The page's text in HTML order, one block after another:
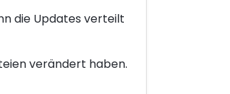
die Updates verteilt
verändert haben.